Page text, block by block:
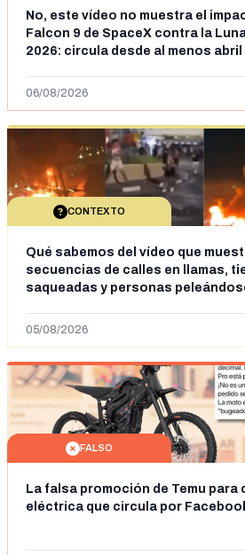
No, este vídeo no muestra el
Falcon 9 de SpaceX contra la
2026: circula desde al menos abril
06/08/2026
CONTEXTO
Qué sabemos del vídeo que
secuencias de calles en llamas,
saqueadas y personas
situación irregular a Ceuta
05/08/2026
FALSO
La falsa promoción de Temu
eléctrica que circula por